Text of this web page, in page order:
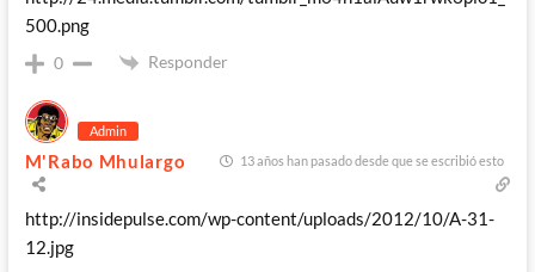
500.png
0 Responder
Admin
M'Rabo Mhulargo 13 años han pasado desde que se escribió esto
http://insidepulse.com/wp-content/uploads/2012/10/A-31-
12.jpg